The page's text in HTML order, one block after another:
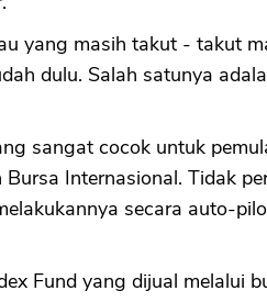
yang masih takut - takut
dulu. Salah satunya
sangat cocok untuk
Internasional. Tidak
secara auto-
Fund yang dijual melalui